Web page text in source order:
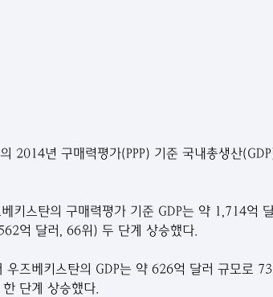
2014년 구매력평가(PPP) 기준 국내총생산
키스탄의 구매력평가 기준 GDP는 약 1,714억
억 달러, 66위) 두 단계 상승했다.
우즈베키스탄의 GDP는 약 626억 달러 규모로
단계 상승했다.